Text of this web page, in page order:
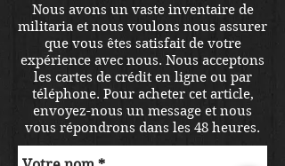
Nous avons un vaste inventaire de
militaria et nous voulons nous assurer
que vous êtes satisfait de votre
expérience avec nous. Nous acceptons
les cartes de crédit en ligne ou par
téléphone. Pour acheter cet article,
envoyez-nous un message et nous
vous répondrons dans les 48 heures.